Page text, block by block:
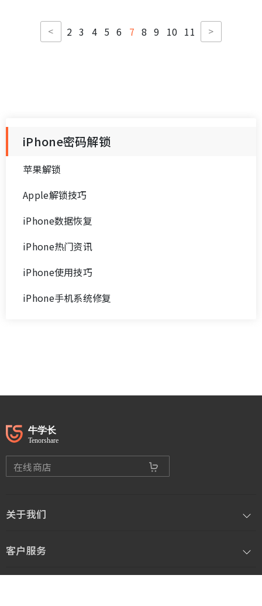
< 2 3 4 5 6 7 8 9 10 11 >
iPhone密码解锁
苹果解锁
Apple解锁技巧
iPhone数据恢复
iPhone热门资讯
iPhone使用技巧
iPhone手机系统修复
在线商店
关于我们
客户服务